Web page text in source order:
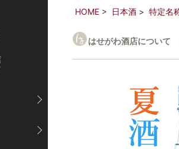
HOME 日本酒 特定名
はせがわ酒店について